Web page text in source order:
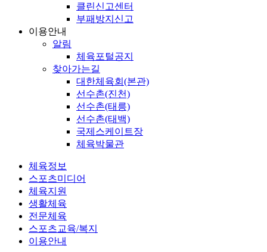
클린신고센터
부패방지신고
이용안내
알림
체육포털공지
찾아가는길
대한체육회(본관)
선수촌(진천)
선수촌(태릉)
선수촌(태백)
국제스케이트장
체육박물관
체육정보
스포츠미디어
체육지원
생활체육
전문체육
스포츠교육/복지
이용안내